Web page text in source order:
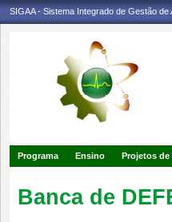
SIGAA - Sistema Integrado de Gestão de
Programa Ensino Projetos de
Banca de